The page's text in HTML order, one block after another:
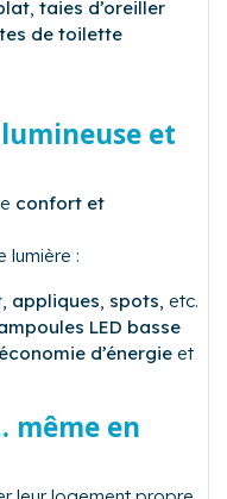
taies d’oreiller
de toilette
et
confort et
lumière :
appliques spots , etc.
LED basse
économie d’énergie et
même en